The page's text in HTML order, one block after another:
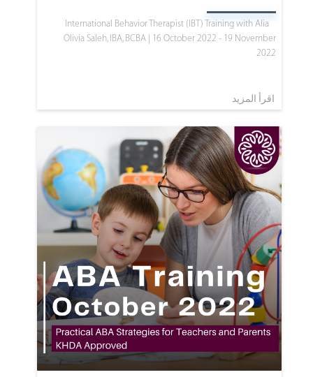
International Behavior Therapist (IBT) Training with Alia
Olivia Saleh, IBA, BCBA |
16 October 2022 - 19 November
2022
اقرأ المزيد